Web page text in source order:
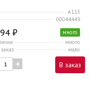
А113
00044449
₽
много
много
мало
+ В заказ